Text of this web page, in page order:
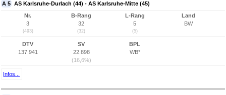
A 5 AS Karlsruhe-Durlach (44) - AS Karlsruhe-Mitte (45)
Nr.
3
(493)
B-Rang
32
(32)
L-Rang
5
(5)
Land
BW
DTV
137.941
SV
22.898
(16,6%)
BPL
WB*
Infos...